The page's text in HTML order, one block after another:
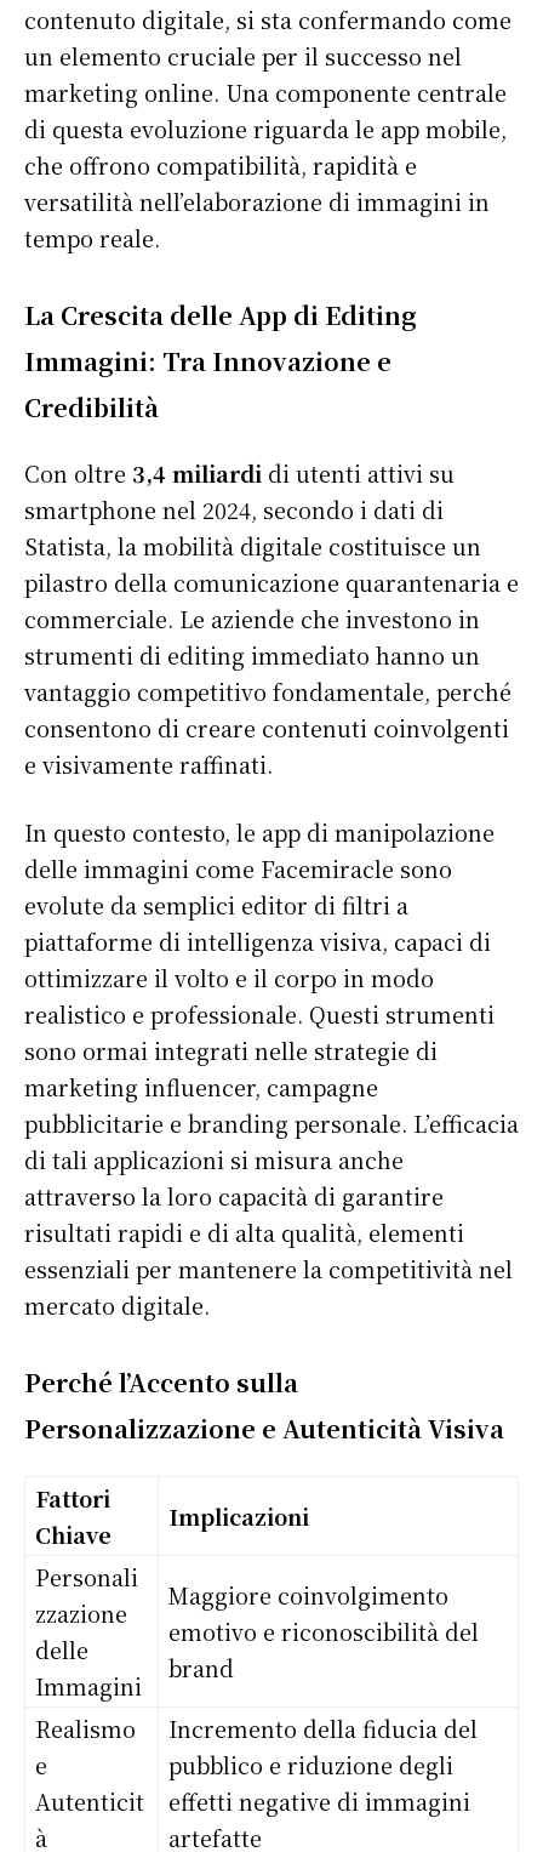
contenuto digitale, si sta confermando come
un elemento cruciale per il successo nel
marketing online. Una componente centrale
di questa evoluzione riguarda le app mobile,
che offrono compatibilità, rapidità e
versatilità nell’elaborazione di immagini in
tempo reale.
La Crescita delle App di Editing
Immagini: Tra Innovazione e
Credibilità
Con oltre 3,4 miliardi di utenti attivi su
smartphone nel 2024, secondo i dati di
Statista, la mobilità digitale costituisce un
pilastro della comunicazione quarantenaria e
commerciale. Le aziende che investono in
strumenti di editing immediato hanno un
vantaggio competitivo fondamentale, perché
consentono di creare contenuti coinvolgenti
e visivamente raffinati.
In questo contesto, le app di manipolazione
delle immagini come Facemiracle sono
evolute da semplici editor di filtri a
piattaforme di intelligenza visiva, capaci di
ottimizzare il volto e il corpo in modo
realistico e professionale. Questi strumenti
sono ormai integrati nelle strategie di
marketing influencer, campagne
pubblicitarie e branding personale. L’efficacia
di tali applicazioni si misura anche
attraverso la loro capacità di garantire
risultati rapidi e di alta qualità, elementi
essenziali per mantenere la competitività nel
mercato digitale.
Perché l’Accento sulla
Personalizzazione e Autenticità Visiva
Fattori
Chiave
Implicazioni
Personali
zzazione
delle
Immagini
Maggiore coinvolgimento
emotivo e riconoscibilità del
brand
Realismo
e
Autenticit
à
Incremento della fiducia del
pubblico e riduzione degli
effetti negative di immagini
artefatte